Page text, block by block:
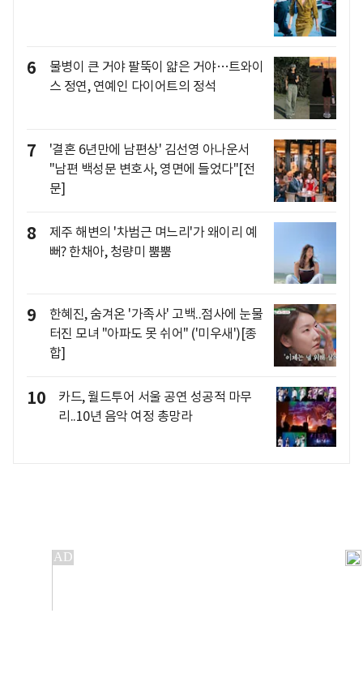
6
물병이 큰 거야 팔뚝이 얇은 거야…트와이
스 정연, 연예인 다이어트의 정석
7
'결혼 6년만에 남편상' 김선영 아나운서
"남편 백성문 변호사, 영면에 들었다"[전
문]
8
제주 해변의 '차범근 며느리'가 왜이리 예
뻐? 한채아, 청량미 뿜뿜
9
한혜진, 숨겨온 '가족사' 고백..점사에 눈물
터진 모녀 "아파도 못 쉬어" ('미우새')[종
합]
10
카드, 월드투어 서울 공연 성공적 마무
리..10년 음악 여정 총망라